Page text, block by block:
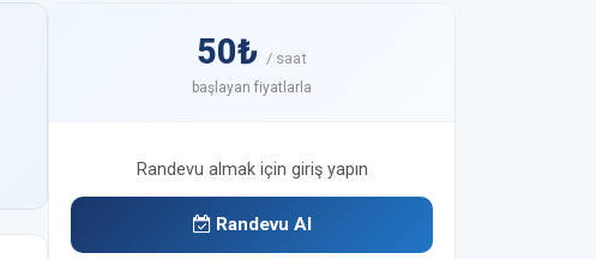
50₺ / saat
başlayan fiyatlarla
Randevu almak için giriş yapın
Randevu Al